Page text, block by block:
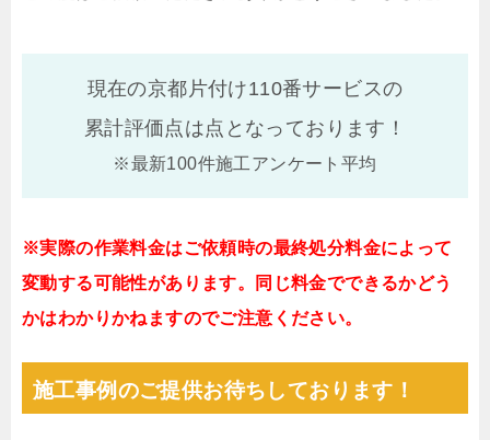
現在の京都片付け110番サービスの
累計評価点は点となっております！
※最新100件施工アンケート平均
※実際の作業料金はご依頼時の最終処分料金によって
変動する可能性があります。同じ料金でできるかどう
かはわかりかねますのでご注意ください。
施工事例のご提供お待ちしております！